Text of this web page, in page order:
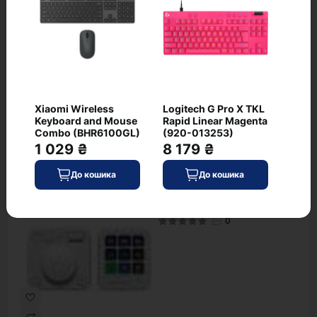
В наявності
Код: WT-9835
009388)
0
4 899 ₴
До кошика
Logitech MX Creative
0
Xiaomi Wireless
Keyboard and Mouse
Combo (BHR6100GL)
1 029 ₴
До кошика
Logitech G Pro X TKL
Rapid Linear Magenta
(920-013253)
8 179 ₴
До кошика